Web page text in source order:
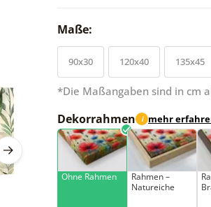
Maße:
90x30 120x40 135x45
*Die Maßangaben sind in cm
Dekorrahmen i mehr
Ohne Rahmen
Rahmen –
Natureiche